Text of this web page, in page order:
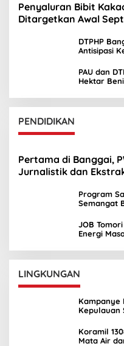
Penyaluran Bibit
Ditargetkan Awal
DTPHP
Antisipasi
PAU dan
Hektar
PENDIDIKAN
Pertama di Banggai,
Jurnalistik dan
Program
Semangat
JOB
Energi
LINGKUNGAN
Kampanye
Kepulauan
Koramil
Mata Air